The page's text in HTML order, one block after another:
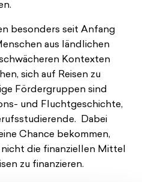
besonders seit Anfang
aus ländlichen
Kontexten
sich auf Reisen zu
Fördergruppen sind
und Fluchtgeschichte,
Dabei
Chance bekommen,
nicht die finanziellen Mittel
zu finanzieren.